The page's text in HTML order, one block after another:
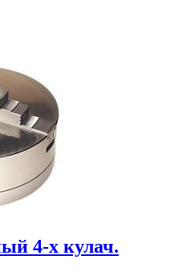
4-х кулач.